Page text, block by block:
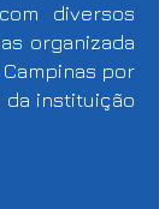
diversos
organizada
por
instituição